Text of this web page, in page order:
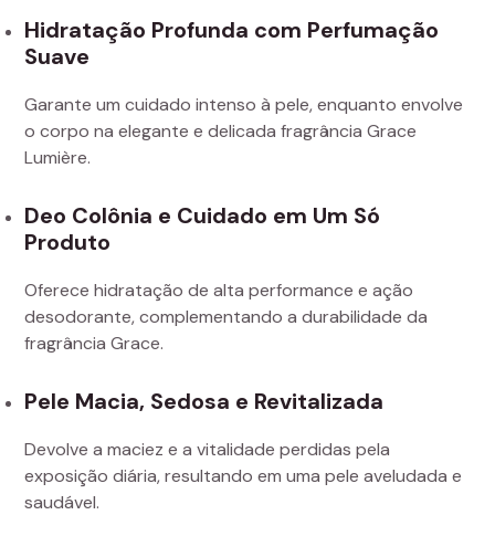
Hidratação Profunda com Perfumação
Suave
Garante um cuidado intenso à pele, enquanto envolve
o corpo na elegante e delicada fragrância Grace
Lumière.
Deo Colônia e Cuidado em Um Só
Produto
Oferece hidratação de alta performance e ação
desodorante, complementando a durabilidade da
fragrância Grace.
Pele Macia, Sedosa e Revitalizada
Devolve a maciez e a vitalidade perdidas pela
exposição diária, resultando em uma pele aveludada e
saudável.